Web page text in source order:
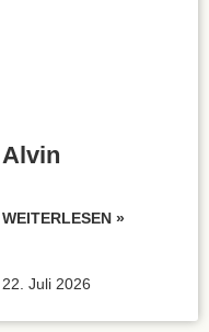
Alvin
WEITERLESEN »
22. Juli 2026